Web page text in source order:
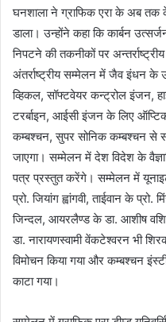
घनशाला ने ग्राफिक एरा के अब
डाला। उन्होंने कहा कि कार्बन
निपटने की तकनीकों पर
अंतर्राष्ट्रीय सम्मेलन में जैव इंधन के
व्हिकल, सॉफ्टवेयर कन्ट्रोल इंजन,
टरर्बाइन, आईसी इंजन के लिए
कम्बश्चन, सुपर सोनिक कम्बश्चन से
जाएगा। सम्मेलन में देश विदेश के
पत्र प्रस्तुत करेंगे। सम्मेलन में
प्रो. जियांग ह्वांगवी, ताईवान के
जिन्दल, आयरलैण्ड के डा. आशीष
डा. नारायणस्वामी वेंकटेश्वरन भी
विमोचन किया गया और कम्बश्चन
काटा गया।